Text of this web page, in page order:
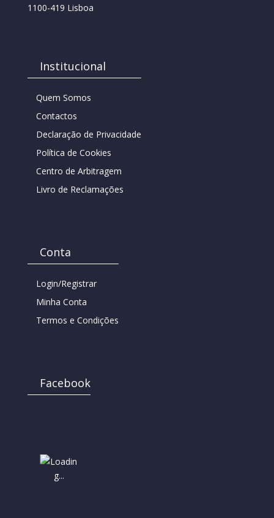
1100-419 Lisboa
Institucional
Quem Somos
Contactos
Declaração de Privacidade
Política de Cookies
Centro de Arbitragem
Livro de Reclamações
Conta
Login/Registrar
Minha Conta
Termos e Condições
Facebook